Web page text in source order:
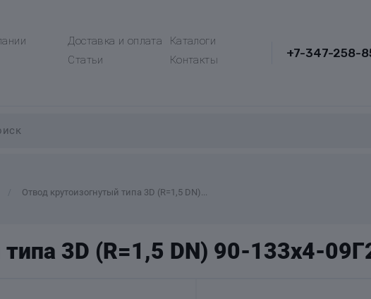
Доставка и оплата
Каталоги
Статьи Контакты
+7-347-258-
Отвод крутоизогнутый типа 3D (R=1,5 DN)...
3D (R=1,5 DN) 90-133х4-